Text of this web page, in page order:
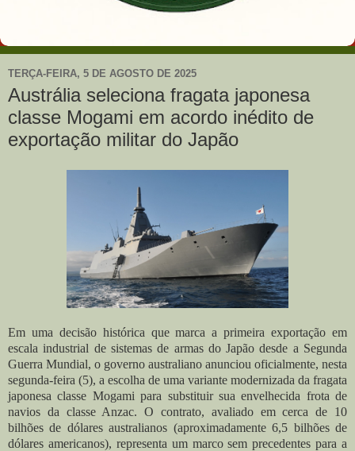
TERÇA-FEIRA, 5 DE AGOSTO DE 2025
Austrália seleciona fragata japonesa
classe Mogami em acordo inédito de
exportação militar do Japão
Em uma decisão histórica que marca a primeira exportação em
escala industrial de sistemas de armas do Japão desde a Segunda
Guerra Mundial, o governo australiano anunciou oficialmente, nesta
segunda-feira (5), a escolha de uma variante modernizada da fragata
japonesa classe Mogami para substituir sua envelhecida frota de
navios da classe Anzac. O contrato, avaliado em cerca de 10
bilhões de dólares australianos (aproximadamente 6,5 bilhões de
dólares americanos), representa um marco sem precedentes para a